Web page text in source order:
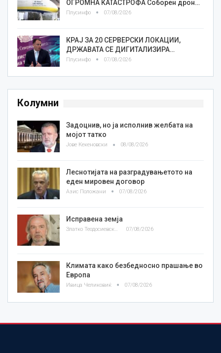
ОГРОМНА КАТАСТРОФА Соборен дрон…
Плусинфо 07/08/2026
КРАЈ ЗА 20 СЕРВЕРСКИ ЛОКАЦИИ,
ДРЖАВАТА СЕ ДИГИТАЛИЗИРА…
Плусинфо 07/08/2026
Колумни
Задоцнив, но ја исполнив желбата на
мојот татко
Јове Кекеновски 08/08/2026
Леснотијата на разградувањетото на
еден мировен договор
Азис Положани 07/08/2026
Исправена земја
Златко Теодосиевски 07/08/2026
Климата како безбедносно прашање во
Европа
Ивица Челиковиќ 07/08/2026